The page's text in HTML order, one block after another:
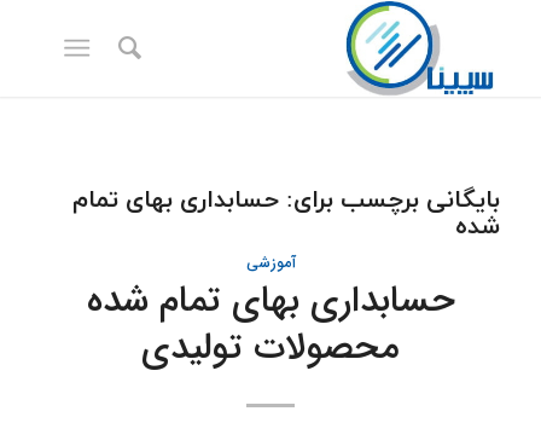
بایگانی برچسب برای: حسابداری بهای تمام
شده
آموزشی
حسابداری بهای تمام شده
محصولات تولیدی